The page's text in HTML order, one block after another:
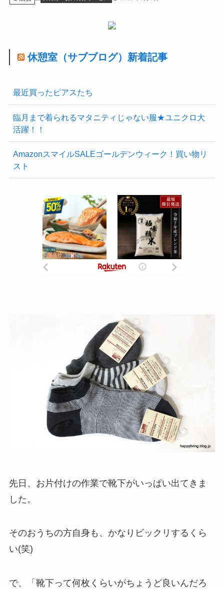
休憩室（サブブログ）新着記事
最近買ったピアスたち
臨月まで着られるマタニティじゃない服★ユニクロ大
活躍！！
AmazonスマイルSALEゴールデンウィーク！買い物リ
スト
先日、お片付けの作業で靴下がいっぱい出てきま
した。
そのおうちの方自身も、かなりビックリするくら
い(笑)
で、「靴下って何枚くらいがちょうど良いんだろ